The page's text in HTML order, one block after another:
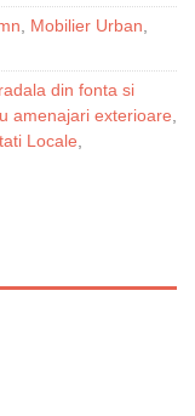
Mobilier Urban
din fonta si
amenajari exterioare
Locale